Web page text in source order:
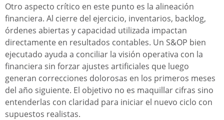
Otro aspecto crítico en este punto es la alineación
financiera. Al cierre del ejercicio, inventarios, backlog,
órdenes abiertas y capacidad utilizada impactan
directamente en resultados contables. Un S&OP bien
ejecutado ayuda a conciliar la visión operativa con la
financiera sin forzar ajustes artificiales que luego
generan correcciones dolorosas en los primeros meses
del año siguiente. El objetivo no es maquillar cifras sino
entenderlas con claridad para iniciar el nuevo ciclo con
supuestos realistas.